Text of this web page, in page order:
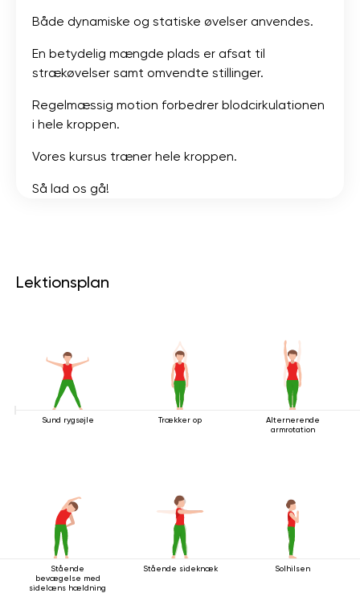
Både dynamiske og statiske øvelser anvendes.
En betydelig mængde plads er afsat til
strækøvelser samt omvendte stillinger.
Regelmæssig motion forbedrer blodcirkulationen
i hele kroppen.
Vores kursus træner hele kroppen.
Så lad os gå!
Lektionsplan
Sund rygsøjle Trækker op
Alternerende
armrotation
Stående
bevægelse med
sidelæns hældning
Stående sideknæk Solhilsen